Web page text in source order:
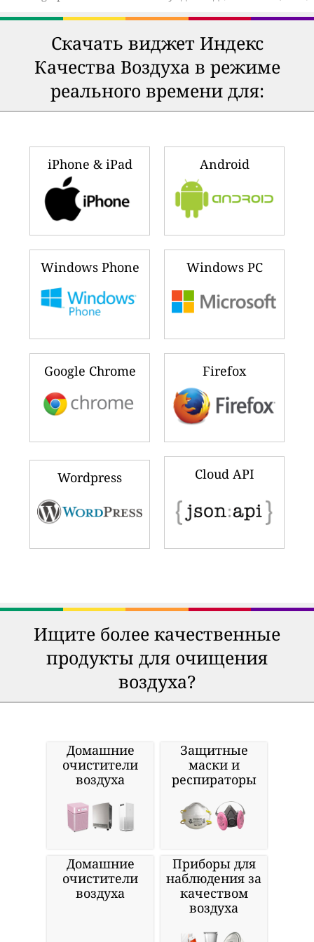
Скачать виджет Индекс
Качества Воздуха в режиме
реального времени для:
iPhone & iPad Android
Windows Phone Windows PC
Google Chrome Firefox
Wordpress Cloud API
Ищите более качественные
продукты для очищения
воздуха?
Домашние
очистители
воздуха
Защитные
маски и
респираторы
Домашние
очистители
воздуха
Приборы для
наблюдения за
качеством
воздуха